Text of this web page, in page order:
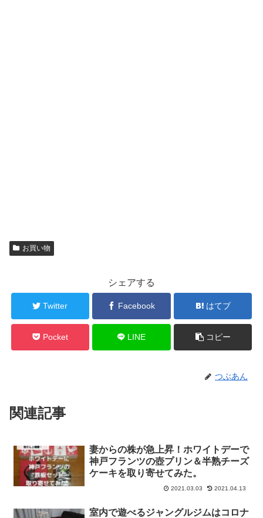
お買い物
シェアする
Twitter Facebook はてブ
Pocket LINE コピー
つぶあん
関連記事
妻からの株が急上昇！ホワイトデーで
神戸フランツの壺プリン＆半熟チーズ
ケーキを取り寄せてみた。
2021.03.03 2021.04.13
室内で遊べるジャングルジムはコロナ